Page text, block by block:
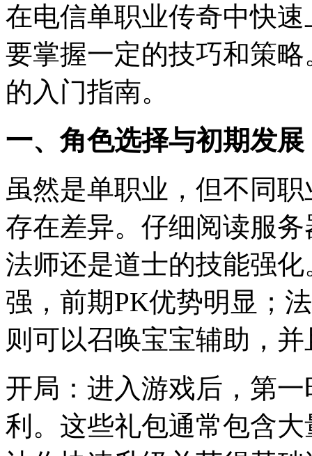
在电信单职业传奇中快
要掌握一定的技巧和策
的入门指南。
一、角色选择与初期发展
虽然是单职业，但不同
存在差异。仔细阅读服
法师还是道士的技能强
强，前期PK优势明显；
则可以召唤宝宝辅助，
开局：进入游戏后，第
利。这些礼包通常包含